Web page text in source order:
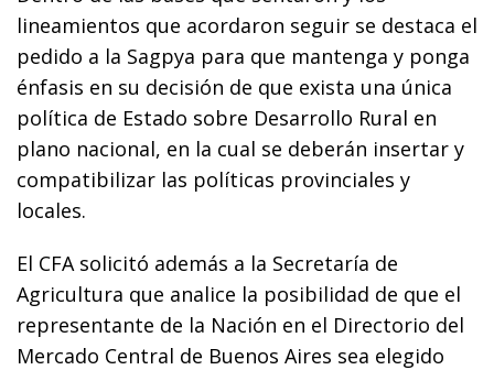
lineamientos que acordaron seguir se destaca el
pedido a la Sagpya para que mantenga y ponga
énfasis en su decisión de que exista una única
política de Estado sobre Desarrollo Rural en
plano nacional, en la cual se deberán insertar y
compatibilizar las políticas provinciales y
locales.
El CFA solicitó además a la Secretaría de
Agricultura que analice la posibilidad de que el
representante de la Nación en el Directorio del
Mercado Central de Buenos Aires sea elegido